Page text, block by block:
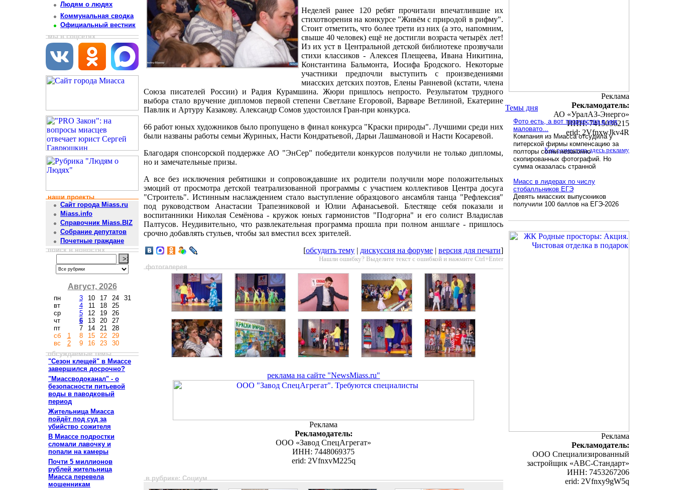
Людям о людях
Коммунальная сводка
Официальный вестник
мы в соцсетях
наши проекты
Сайт города Miass.ru
Miass.info
Справочник Miass.BIZ
Собрание депутатов
Почетные граждане
поиск в новостях
Август, 2026
пн
вт
ср
чт
пт
сб
вс
1
2
3
4
5
6
7
8
9
10
11
12
13
14
15
16
17
18
19
20
21
22
23
24
25
26
27
28
29
30
31
обсуждаемые темы
"Сезон клещей" в Миассе
завершился досрочно?
"Миассводоканал" - о
безопасности питьевой
воды в паводковый
период
Жительница Миасса
пойдёт под суд за
убийство сожителя
В Миассе подростки
сломали лавочку и
попали на камеры
Почти 5 миллионов
рублей жительница
Миасса перевела
мошенникам
Неделей ранее 120 ребят прочитали впечатлившие их
стихотворения на конкурсе "Живём с природой в рифму".
Стоит отметить, что более трети из них (а это, напомним,
свыше 40 человек) ещё не достигли возраста четырёх лет!
Из их уст в Центральной детской библиотеке прозвучали
стихи классиков - Алексея Плещеева, Ивана Никитина,
Константина Бальмонта, Иосифа Бродского. Некоторые
участники предпочли выступить с произведениями
миасских детских поэтов, Елены Ранневой (кстати, члена
Союза писателей России) и Радия Курамшина. Жюри пришлось непросто. Результатом трудного
выбора стало вручение дипломов первой степени Светлане Егоровой, Варваре Ветлиной, Екатерине
Павлик и Артуру Казакову. Александр Сомов удостоился Гран-при конкурса.
66 работ юных художников было пропущено в финал конкурса "Краски природы". Лучшими среди них
были названы работы семьи Журиных, Насти Кондратьевой, Дарьи Лашмановой и Насти Косаревой.
Благодаря спонсорской поддержке АО "ЭнСер" победители конкурсов получили не только дипломы,
но и замечательные призы.
А все без исключения ребятишки и сопровождавшие их родители получили море положительных
эмоций от просмотра детской театрализованной программы с участием коллективов Центра досуга
"Строитель". Истинным наслаждением стало выступление образцового ансамбля танца "Рефлексия"
под руководством Анастасии Трапезниковой и Юлии Афанасьевой. Блестяще себя показали и
воспитанники Николая Семёнова - кружок юных гармонистов "Подгорна" и его солист Владислав
Палтусов. Неудивительно, что развлекательная программа прошла при полном аншлаге - пришлось
срочно добавлять стульев, чтобы зал вместил всех зрителей.
[обсудить тему | дискуссия на форуме | версия для печати]
Нашли ошибку? Выделите текст с ошибкой и нажмите Ctrl+Enter
фотогалерея
реклама на сайте "NewsMiass.ru"
Реклама
Рекламодатель:
ООО «Завод СпецАгрегат»
ИНН: 7448069375
erid: 2VfnxvM225q
в рубрике: Социум
Реклама
Рекламодатель:
АО «УралАЗ-Энерго»
ИНН: 7415036215
erid: 2VfnxwJkv4R
Как разместить здесь рекламу
Темы дня
Фото есть, а вот творчества в них
маловато...
Компания из Миасса отсудила у
питерской фирмы компенсацию за
полторы сотни незаконно
скопированных фотографий. Но
сумма оказалась странной
Миасс в лидерах по числу
стобалльников ЕГЭ
Девять миасских выпускников
получили 100 баллов на ЕГЭ-2026
Реклама
Рекламодатель:
ООО Специализированный
застройщик «АВС-Стандарт»
ИНН: 7453267206
erid: 2Vfnxy9gW5q